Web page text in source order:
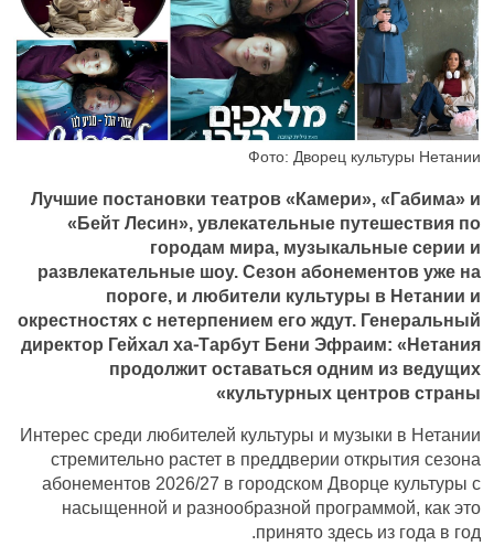
Фото: Дворец культуры Нетании
Лучшие постановки театров «Камери», «Габима» и
«Бейт Лесин», увлекательные путешествия по
городам мира, музыкальные серии и
развлекательные шоу. Сезон абонементов уже на
пороге, и любители культуры в Нетании и
окрестностях с нетерпением его ждут. Генеральный
директор Гейхал ха-Тарбут Бени Эфраим: «Нетания
продолжит оставаться одним из ведущих
культурных центров страны»
Интерес среди любителей культуры и музыки в Нетании
стремительно растет в преддверии открытия сезона
абонементов 2026/27 в городском Дворце культуры с
насыщенной и разнообразной программой, как это
принято здесь из года в год.